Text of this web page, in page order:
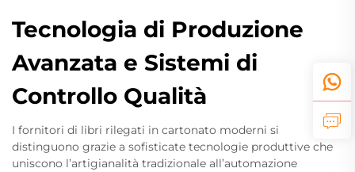
Tecnologia di Produzione
Avanzata e Sistemi di
Controllo Qualità
I fornitori di libri rilegati in cartonato moderni si
distinguono grazie a sofisticate tecnologie produttive che
uniscono l’artigianalità tradizionale all’automazione